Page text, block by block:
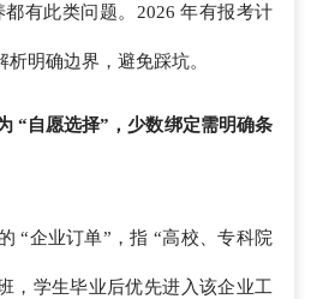
有此类问题。2026 年有报考计
明确边界，避免踩坑。
“自愿选择”，少数绑定需明确条
“企业订单”，指 “高校、专科院
，学生毕业后优先进入该企业工